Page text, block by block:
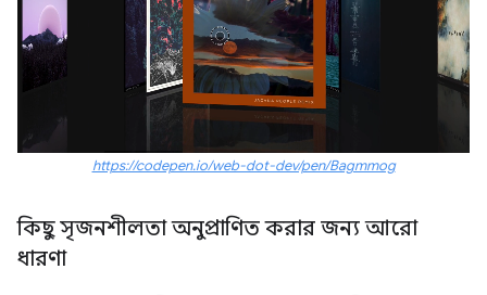
https://codepen.io/web-dot-dev/pen/Bagmmog
কিছু সৃজনশীলতা অনুপ্রাণিত করার জন্য আরো
ধারণা